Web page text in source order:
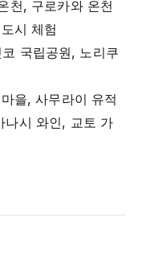
천, 구로카와 온천
시 체험
국립공원, 노리쿠
을, 사무라이 유적
나시 와인, 교토 가